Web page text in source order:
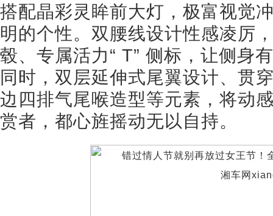
搭配晶彩灵眸前大灯，极富视觉
明的个性。双腰线设计性感凌厉
毂、专属活力“ T” 侧标，让侧身
同时，双层延伸式尾翼设计、贯
边四排气尾喉造型等元素，将动
赏者，都心旌摇动无以自持。